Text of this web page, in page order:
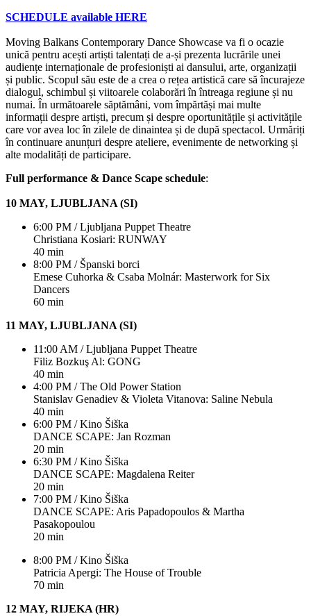
SCHEDULE available HERE
Moving Balkans Contemporary Dance Showcase va fi o ocazie
unică pentru acești artiști talentați de a-și prezenta lucrările unei
audiențe internaționale de profesioniști ai dansului, arte, organizații
și public. Scopul său este de a crea o rețea artistică care să încurajeze
dialogul, schimbul și viitoarele colaborări în întreaga regiune și nu
numai. În următoarele săptămâni, vom împărtăși mai multe
informații despre artiști, precum și despre oportunitățile și activitățile
care vor avea loc în zilele de dinaintea și de după spectacol. Urmăriți
în continuare anunțuri despre ateliere, evenimente de networking și
alte modalități de participare.
Full performance & Dance Scape schedule:
10 MAY, LJUBLJANA (SI)
6:00 PM / Ljubljana Puppet Theatre
Christiana Kosiari: RUNWAY
40 min
8:00 PM / Španski borci
Emese Cuhorka & Csaba Molnár: Masterwork for Six
Dancers
60 min
11 MAY, LJUBLJANA (SI)
11:00 AM / Ljubljana Puppet Theatre
Filiz Bozkuş Al: GONG
40 min
4:00 PM / The Old Power Station
Stanislav Genadiev & Violeta Vitanova: Saline Nebula
40 min
6:00 PM / Kino Šiška
DANCE SCAPE: Jan Rozman
20 min
6:30 PM / Kino Šiška
DANCE SCAPE: Magdalena Reiter
20 min
7:00 PM / Kino Šiška
DANCE SCAPE: Aris Papadopoulos & Martha
Pasakopoulou
20 min
8:00 PM / Kino Šiška
Patricia Apergi: The House of Trouble
70 min
12 MAY, RIJEKA (HR)